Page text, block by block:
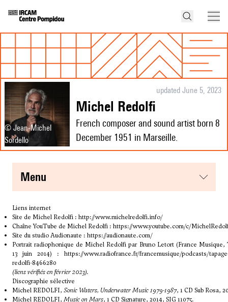
© Jean-Michel
Sordello
updated June 5, 2023
Michel Redolfi
French composer and sound artist born 8
December 1951 in Marseille.
menu
Liens internet
Site de Michel Redolfi : http://www.michelredolfi.info/
Chaîne YouTube de Michel Redolfi : https://www.youtube.com/c/
Site du studio Audionaute : https://audionaute.com/
Portrait radiophonique de Michel Redolfi par Bruno Letort (France Musique,
13 juin 2014) : https://www.radiofrance.fr/francemusique/podcasts/
redolfi-8466280
(liens vérifiés en février 2023).
Discographie sélective
Michel REDOLFI, Sonic Waters, Underwater Music 1979-1987, 1 CD Sub Rosa,
Michel REDOLFI, Music on Mars, 1 CD Signature, 2014, SIG 11075.